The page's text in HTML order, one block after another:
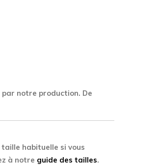
notre production. De
habituelle si vous
à notre guide des tailles.